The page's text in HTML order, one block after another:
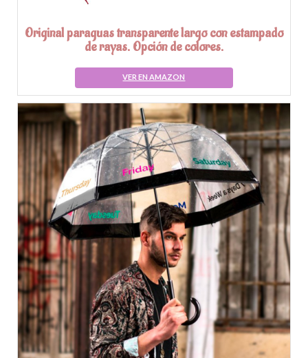
Original paraguas transparente largo con estampado
de rayas. Opción de colores.
VER EN AMAZON